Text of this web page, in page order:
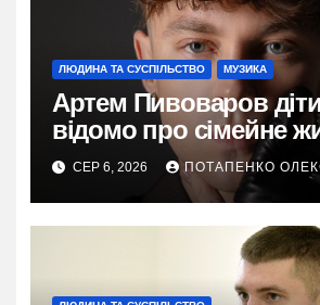
ЛЮДИНА ТА СУСПІЛЬСТВО МУЗИКА
Артем Пивоваров
відомо про сімейне
у 2026
СЕР 6, 2026 ПОТАПЕНКО